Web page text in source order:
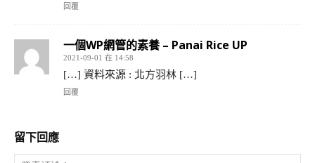
回覆
一個WP網管的素養 – Panai Rice UP
2021-09-01 在 14:58
[…] 資料來源 : 北方羽林 […]
回覆
留下回應